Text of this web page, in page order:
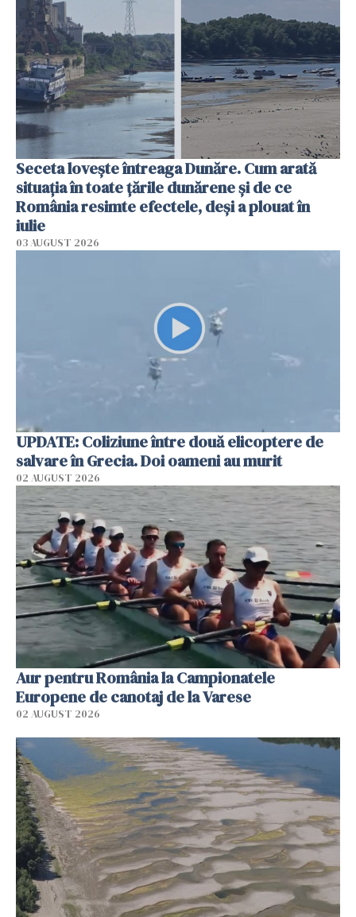
Seceta lovește întreaga Dunăre. Cum arată
situația în toate țările dunărene și de ce
România resimte efectele, deși a plouat în
iulie
03 AUGUST 2026
UPDATE: Coliziune între două elicoptere de
salvare în Grecia. Doi oameni au murit
02 AUGUST 2026
Aur pentru România la Campionatele
Europene de canotaj de la Varese
02 AUGUST 2026